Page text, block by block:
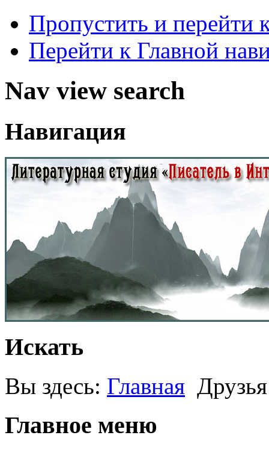
Пропустить и перейти
Перейти к Главной
Nav view search
Навигация
Искать
Вы здесь: Главная
Главное меню